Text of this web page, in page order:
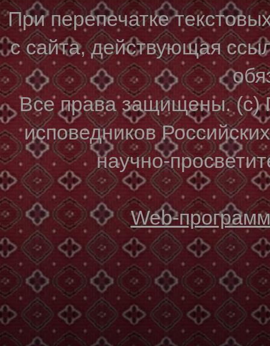
При перепечатке
с сайта, действующая
Все права защищены. (с)
исповедников
научно-
Web-